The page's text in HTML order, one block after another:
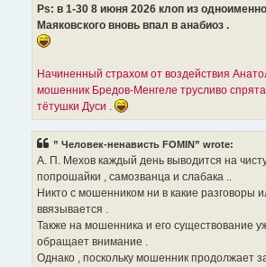
Ps: в 1-30 8 июня 2026 клоп из
Маяковского вновь впал в анабиоз .
Начиненный страхом от воздействия
мошенник Бредов-Менгеле трусливо
тётушки Дуси .
” Человек-ненависть FOMIN” wrote:
А. П. Мехов каждый день выводится на
попрошайки , самозванца и слабака ..
Никто с мошенником ни в какие разговоры
ввязывается .
Также на мошенника и его существование
обращает внимание .
Однако , поскольку мошенник продолжает